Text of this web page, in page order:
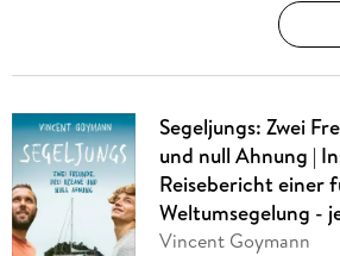
Segeljungs: Zwei
und null Ahnung |
Reisebericht einer
Weltumsegelung -
Vincent Goymann